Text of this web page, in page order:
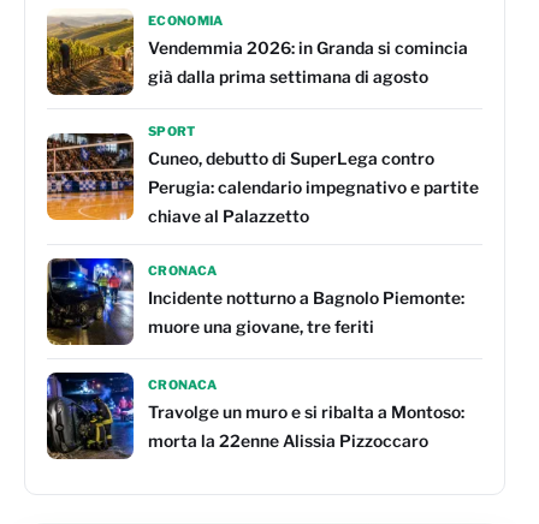
ECONOMIA
Vendemmia 2026: in Granda si comincia
già dalla prima settimana di agosto
SPORT
Cuneo, debutto di SuperLega contro
Perugia: calendario impegnativo e partite
chiave al Palazzetto
CRONACA
Incidente notturno a Bagnolo Piemonte:
muore una giovane, tre feriti
CRONACA
Travolge un muro e si ribalta a Montoso:
morta la 22enne Alissia Pizzoccaro